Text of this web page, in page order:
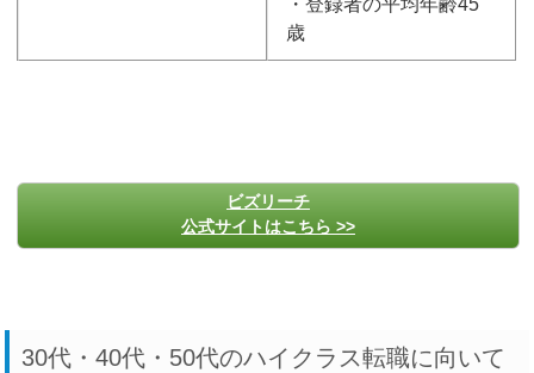
・登録者の平均年齢45
歳
ビズリーチ
公式サイトはこちら >>
30代・40代・50代のハイクラス転職に向いて